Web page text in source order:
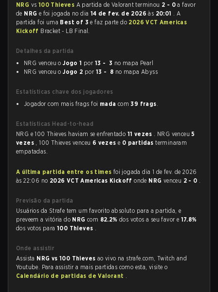
NRG vs 100 Thieves A partida de Valorant terminou 2 - 0 a favor
de NRG e foi jogada no dia 14 de fev. de 2026às 20:01 . A
partida foi uma Best of 3e faz parte do 2026 VCT Americas
Kickoff Bracket - LB Final.
Detalhes da partida
NRG venceu oJogo 1 por 13 - 3 no mapa Pearl
NRG venceu oJogo 2 por 13 - 8 no mapa Abyss
Estatísticas chave dos jogadores
Jogador com mais frags foi mada com39 frags.
Estatísticas Head-to-head
NRG e 100 Thieves haviam se enfrentado 11 vezes . NRG venceu5
vezes , 100 Thieves venceu 6 vezese 0 partidasterminaram
empatadas.
A última partida entre os times foi jogada dia 1 de fev. de 2026
às 22:06 no 2026 VCT Americas Kickoffonde NRG venceu 2 - 0 .
Previsão da partida
Usuários da Strafe tem um favorito absoluto para a partida, e
preveem a vitória do NRGcom 82.2%dos votos a seu favor e 17.8%
dos votos para 100 Thieves .
Onde assistir
Assista NRG vs 100 Thieves ao vivo na strafe.com, Twitch and
Youtube. Para assistir a mais partidas como esta, visite o
Calendário de partidas de Valorant .